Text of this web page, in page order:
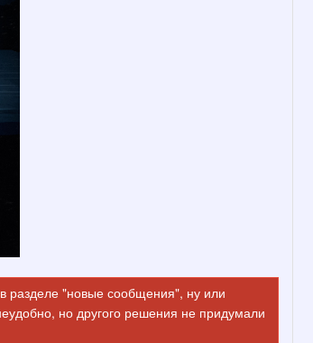
разделе "новые сообщения", ну или
но другого решения не придумали